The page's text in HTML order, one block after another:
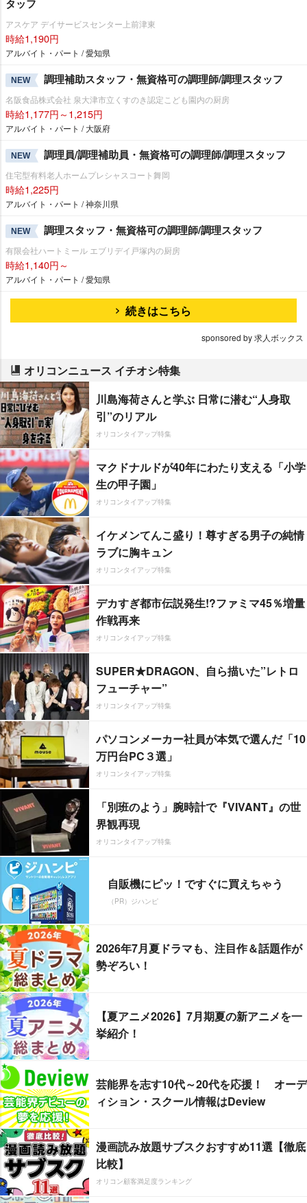
タッフ
アスケア デイサービスセンター上前津東
時給1,190円
アルバイト・パート / 愛知県
NEW 調理補助スタッフ・無資格可の調理師/調理スタッフ
名阪食品株式会社 泉大津市立くすのき認定こども園内の厨房
時給1,177円～1,215円
アルバイト・パート / 大阪府
NEW 調理員/調理補助員・無資格可の調理師/調理スタッフ
住宅型有料老人ホームプレシャスコート舞岡
時給1,225円
アルバイト・パート / 神奈川県
NEW 調理スタッフ・無資格可の調理師/調理スタッフ
有限会社ハートミール エブリデイ戸塚内の厨房
時給1,140円～
アルバイト・パート / 愛知県
続きはこちら
sponsored by 求人ボックス
オリコンニュース イチオシ特集
川島海荷さんと学ぶ 日常に潜む“人身取
引”のリアル
オリコンタイアップ特集
マクドナルドが40年にわたり支える「小学
生の甲子園」
オリコンタイアップ特集
イケメンてんこ盛り！尊すぎる男子の純情
ラブに胸キュン
オリコンタイアップ特集
デカすぎ都市伝説発生!?ファミマ45％増量
作戦再来
オリコンタイアップ特集
SUPER★DRAGON、自ら描いた”レトロ
フューチャー”
オリコンタイアップ特集
パソコンメーカー社員が本気で選んだ「10
万円台PC３選」
オリコンタイアップ特集
「別班のよう」腕時計で『VIVANT』の世
界観再現
オリコンタイアップ特集
自販機にピッ！ですぐに買えちゃう
（PR）ジハンピ
2026年7月夏ドラマも、注目作＆話題作が
勢ぞろい！
【夏アニメ2026】7月期夏の新アニメを一
挙紹介！
芸能界を志す10代～20代を応援！ オーデ
ィション・スクール情報はDeview
漫画読み放題サブスクおすすめ11選【徹底
比較】
オリコン顧客満足度ランキング